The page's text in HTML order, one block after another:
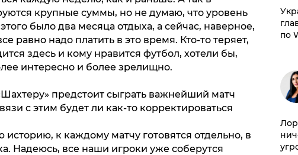
крупные суммы, но не думаю, что уровень
было два месяца отдыха, а сейчас, наверное,
равно надо платить в это время. Кто-то теряет,
здесь и кому нравится футбол, хотели бы,
интересно и более зрелищно.
предстоит сыграть важнейший матч
с этим будет ли как-то корректироваться
к каждому матчу готовятся отдельно, в
Надеюсь, все наши игроки уже соберутся
по